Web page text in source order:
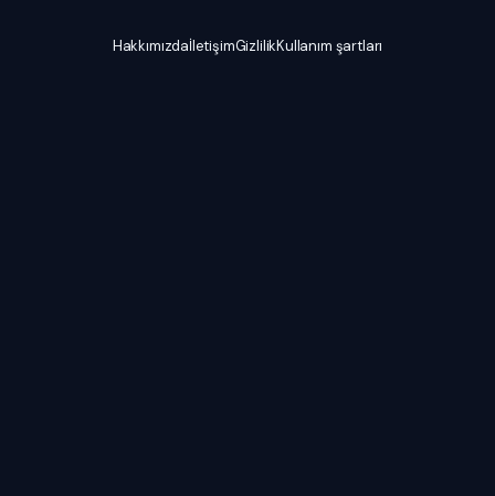
HakkımızdaİletişimGizlilikKullanım şartları